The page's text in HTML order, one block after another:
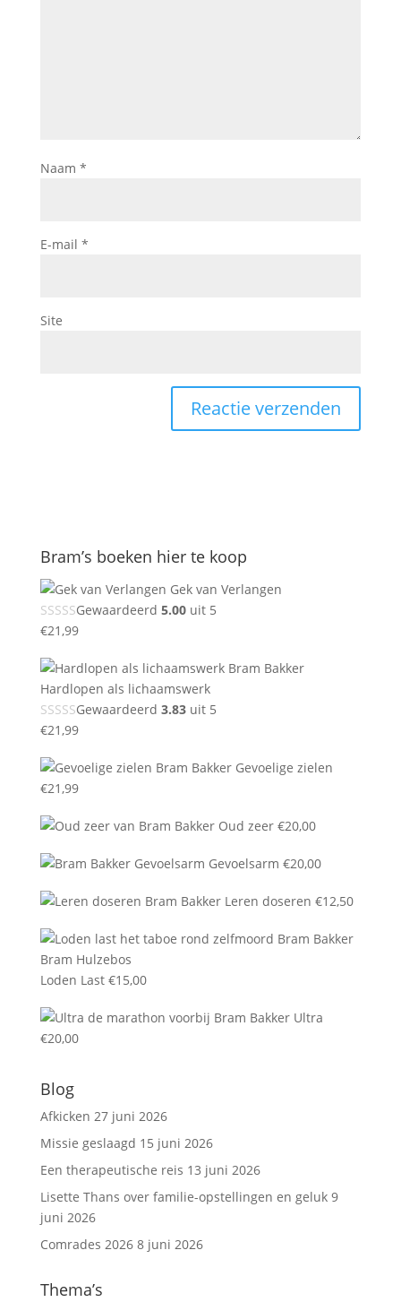
Naam *
E-mail *
Site
Bram’s boeken hier te koop
Gek van Verlangen
Gewaardeerd 5.00uit 5
€21,99
Hardlopen als lichaamswerk
Gewaardeerd 3.83uit 5
€21,99
Gevoelige zielen
€21,99
Oud zeer €20,00
Gevoelsarm €20,00
Leren doseren €12,50
Loden Last €15,00
Ultra
€20,00
Blog
Afkicken 27 juni 2026
Missie geslaagd 15 juni 2026
Een therapeutische reis 13 juni 2026
Lisette Thans over familie-opstellingen en geluk 9
juni 2026
Comrades 2026 8 juni 2026
Thema’s